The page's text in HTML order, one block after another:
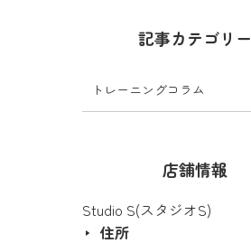
記事カテゴリー
トレーニングコラム
店舗情報
Studio S(スタジオS)
住所